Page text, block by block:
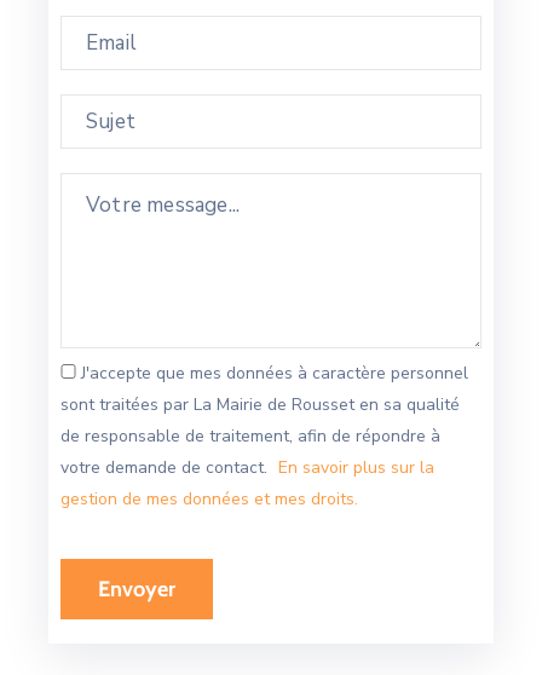
J'accepte que mes données à caractère personnel
sont traitées par La Mairie de Rousset en sa qualité
de responsable de traitement, afin de répondre à
votre demande de contact. En savoir plus sur la
gestion de mes données et mes droits.